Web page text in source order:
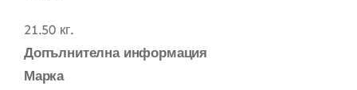
21.50 кг.
Допълнителна информация
Марка